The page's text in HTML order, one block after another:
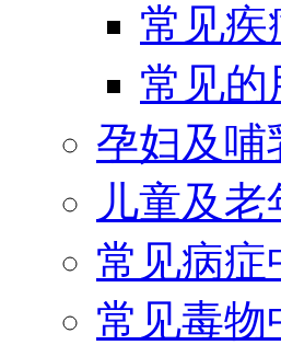
常见疾
常见的
孕妇及哺
儿童及
常见病症
常见毒物